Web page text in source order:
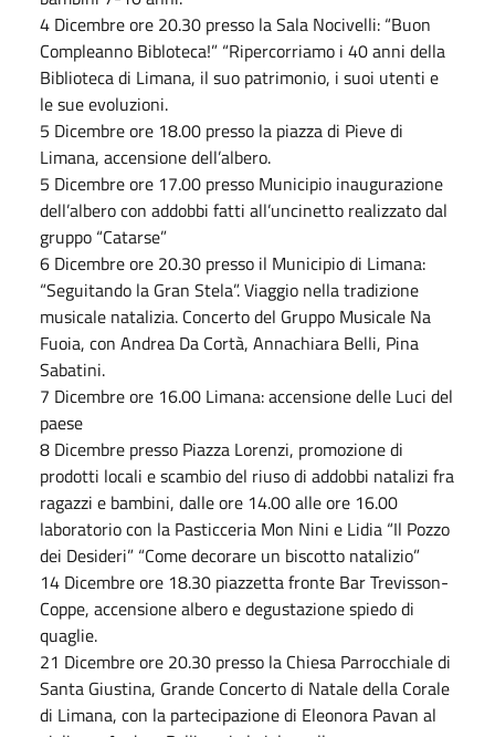
4 Dicembre ore 20.30 presso la Sala Nocivelli: “Buon
Compleanno Bibloteca!” “Ripercorriamo i 40 anni della
Biblioteca di Limana, il suo patrimonio, i suoi utenti e
le sue evoluzioni.
5 Dicembre ore 18.00 presso la piazza di Pieve di
Limana, accensione dell’albero.
5 Dicembre ore 17.00 presso Municipio inaugurazione
dell’albero con addobbi fatti all’uncinetto realizzato dal
gruppo “Catarse”
6 Dicembre ore 20.30 presso il Municipio di Limana:
“Seguitando la Gran Stela”. Viaggio nella tradizione
musicale natalizia. Concerto del Gruppo Musicale Na
Fuoia, con Andrea Da Cortà, Annachiara Belli, Pina
Sabatini.
7 Dicembre ore 16.00 Limana: accensione delle Luci del
paese
8 Dicembre presso Piazza Lorenzi, promozione di
prodotti locali e scambio del riuso di addobbi natalizi fra
ragazzi e bambini, dalle ore 14.00 alle ore 16.00
laboratorio con la Pasticceria Mon Nini e Lidia “Il Pozzo
dei Desideri” “Come decorare un biscotto natalizio”
14 Dicembre ore 18.30 piazzetta fronte Bar Trevisson-
Coppe, accensione albero e degustazione spiedo di
quaglie.
21 Dicembre ore 20.30 presso la Chiesa Parrocchiale di
Santa Giustina, Grande Concerto di Natale della Corale
di Limana, con la partecipazione di Eleonora Pavan al